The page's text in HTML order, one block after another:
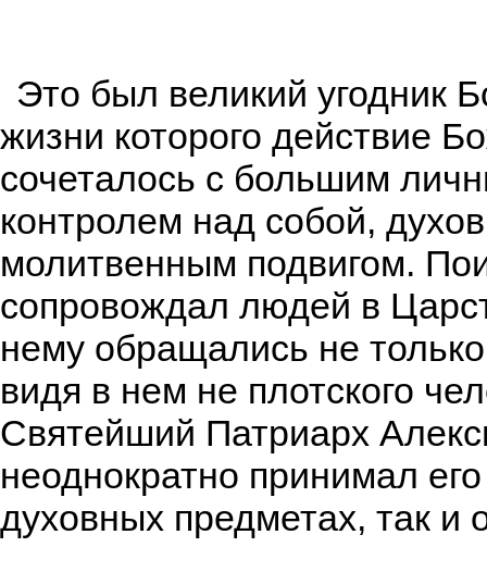
Это был великий угодник
жизни которого действие
сочеталось с большим
контролем над собой,
молитвенным подвигом.
сопровождал людей в
нему обращались не
видя в нем не плотского
Святейший Патриарх
неоднократно принимал
духовных предметах, так и